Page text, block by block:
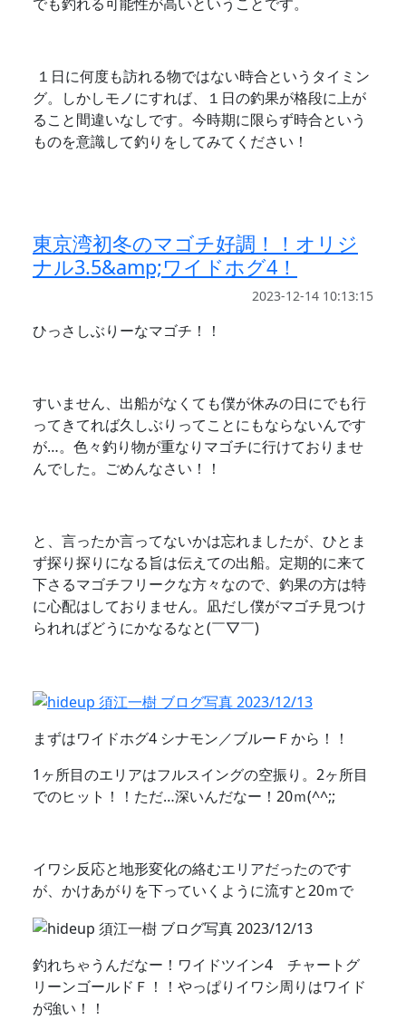
１日に何度も訪れる物ではない時合というタイミン
グ。しかしモノにすれば、１日の釣果が格段に上が
ること間違いなしです。今時期に限らず時合という
ものを意識して釣りをしてみてください！
東京湾初冬のマゴチ好調！！オリジ
ナル3.5&amp;ワイドホグ4！
2023-12-14 10:13:15
ひっさしぶりーなマゴチ！！
すいません、出船がなくても僕が休みの日にでも行
ってきてれば久しぶりってことにもならないんです
が…。色々釣り物が重なりマゴチに行けておりませ
んでした。ごめんなさい！！
と、言ったか言ってないかは忘れましたが、ひとま
ず探り探りになる旨は伝えての出船。定期的に来て
下さるマゴチフリークな方々なので、釣果の方は特
に心配はしておりません。凪だし僕がマゴチ見つけ
られればどうにかなるなと(￣▽￣)
まずはワイドホグ4 シナモン／ブルーＦから！！
1ヶ所目のエリアはフルスイングの空振り。2ヶ所目
でのヒット！！ただ…深いんだなー！20ｍ(^^;;
イワシ反応と地形変化の絡むエリアだったのです
が、かけあがりを下っていくように流すと20ｍで
釣れちゃうんだなー！ワイドツイン4 チャートグ
リーンゴールドＦ！！やっぱりイワシ周りはワイド
が強い！！